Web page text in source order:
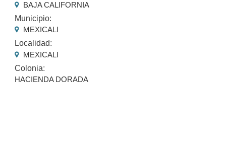
BAJA CALIFORNIA
Municipio:
MEXICALI
Localidad:
MEXICALI
Colonia:
HACIENDA DORADA